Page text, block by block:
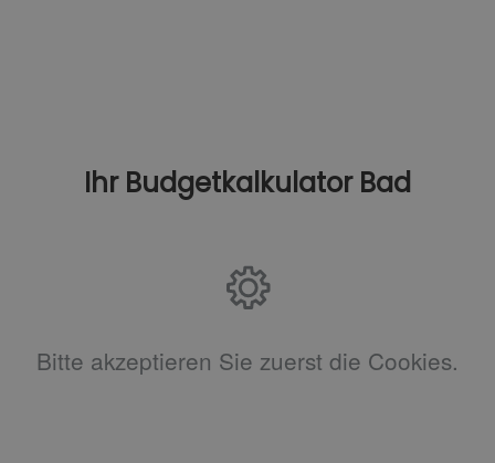
Ihr Budgetkalkulator Bad
Bitte akzeptieren Sie zuerst die Cookies.